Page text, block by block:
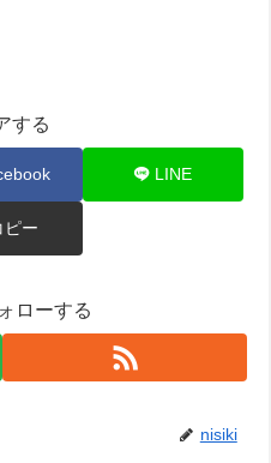
する
LINE
ピー
ローする
nisiki